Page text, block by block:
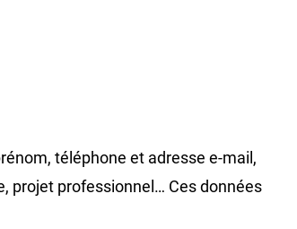
téléphone et adresse e-mail,
projet professionnel… Ces données